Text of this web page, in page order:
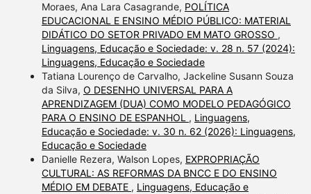
Moraes, Ana Lara Casagrande, POLÍTICA
EDUCACIONAL E ENSINO MÉDIO PÚBLICO: MATERIAL
DIDÁTICO DO SETOR PRIVADO EM MATO GROSSO ,
Linguagens, Educação e Sociedade: v. 28 n. 57 (2024):
Linguagens, Educação e Sociedade
Tatiana Lourenço de Carvalho, Jackeline Susann Souza
da Silva, O DESENHO UNIVERSAL PARA A
APRENDIZAGEM (DUA) COMO MODELO PEDAGÓGICO
PARA O ENSINO DE ESPANHOL , Linguagens,
Educação e Sociedade: v. 30 n. 62 (2026): Linguagens,
Educação e Sociedade
Danielle Rezera, Walson Lopes, EXPROPRIAÇÃO
CULTURAL: AS REFORMAS DA BNCC E DO ENSINO
MÉDIO EM DEBATE , Linguagens, Educação e